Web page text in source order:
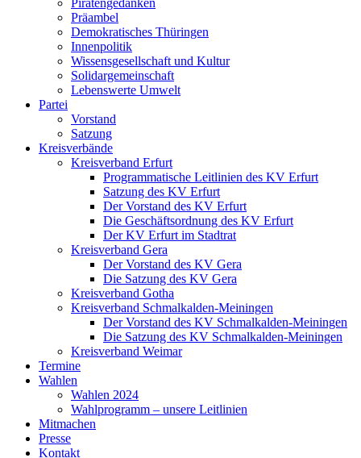
Piratengedanken
Präambel
Demokratisches Thüringen
Innenpolitik
Wissensgesellschaft und Kultur
Solidargemeinschaft
Lebenswerte Umwelt
Partei
Vorstand
Satzung
Kreisverbände
Kreisverband Erfurt
Programmatische Leitlinien des KV Erfurt
Satzung des KV Erfurt
Der Vorstand des KV Erfurt
Die Geschäftsordnung des KV Erfurt
Der KV Erfurt im Stadtrat
Kreisverband Gera
Der Vorstand des KV Gera
Die Satzung des KV Gera
Kreisverband Gotha
Kreisverband Schmalkalden-Meiningen
Der Vorstand des KV Schmalkalden-Meiningen
Die Satzung des KV Schmalkalden-Meiningen
Kreisverband Weimar
Termine
Wahlen
Wahlen 2024
Wahlprogramm – unsere Leitlinien
Mitmachen
Presse
Kontakt